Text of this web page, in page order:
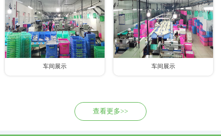
车间展示 车间展示
查看更多>>